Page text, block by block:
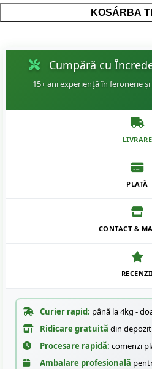
KOSÁRBA
Cumpără cu
15+ ani experiență în feronerie
LIVRARE
PLATĂ
CONTACT &
Curier rapid: până la 4kg -
Ridicare gratuită din
Procesare rapidă: comenzi
Ambalare profesională